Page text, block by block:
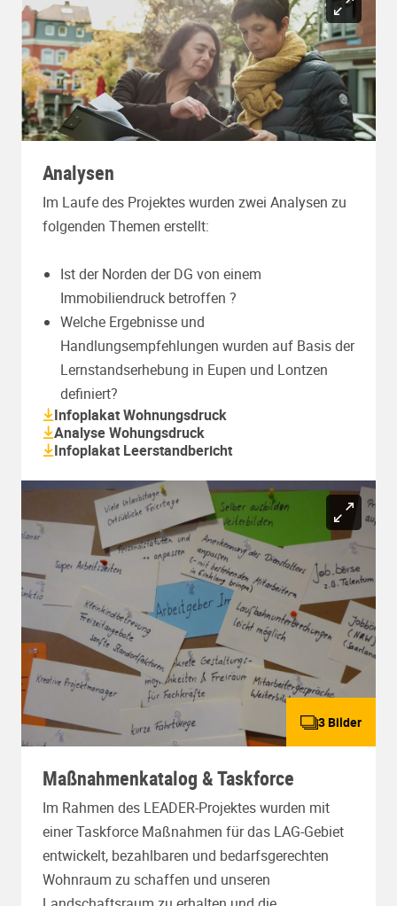
Analysen
Im Laufe des Projektes wurden zwei Analysen zu
folgenden Themen erstellt:
Ist der Norden der DG von einem
Immobiliendruck betroffen ?
Welche Ergebnisse und
Handlungsempfehlungen wurden auf Basis der
Lernstandserhebung in Eupen und Lontzen
definiert?
Infoplakat Wohnungsdruck
Analyse Wohungsdruck
Infoplakat Leerstandbericht
3 Bilder
Maßnahmenkatalog & Taskforce
Im Rahmen des LEADER-Projektes wurden mit
einer Taskforce Maßnahmen für das LAG-Gebiet
entwickelt, bezahlbaren und bedarfsgerechten
Wohnraum zu schaffen und unseren